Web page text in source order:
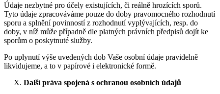
Údaje nezbytné pro účely existujících, či reálně hrozících sporů.
Tyto údaje zpracováváme pouze do doby pravomocného rozhodnutí
sporu a splnění povinností z rozhodnutí vyplývajících, resp. do
doby, v níž může případně dle platných právních předpisů dojít ke
sporům o poskytnuté služby.
Po uplynutí výše uvedených dob Vaše osobní údaje pravidelně
likvidujeme, a to v papírové i elektronické formě.
Další práva spojená s ochranou osobních údajů